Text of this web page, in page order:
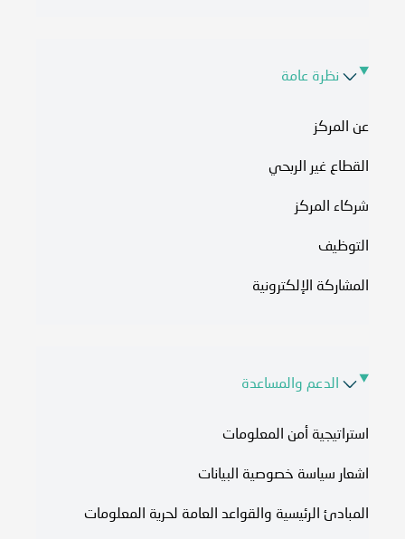
نظرة عامة
عن المركز
القطاع غير الربحي
شركاء المركز
التوظيف
المشاركة الإلكترونية
الدعم والمساعدة
استراتيجية أمن المعلومات
اشعار سياسة خصوصية البيانات
المبادئ الرئيسية والقواعد العامة لحرية المعلومات